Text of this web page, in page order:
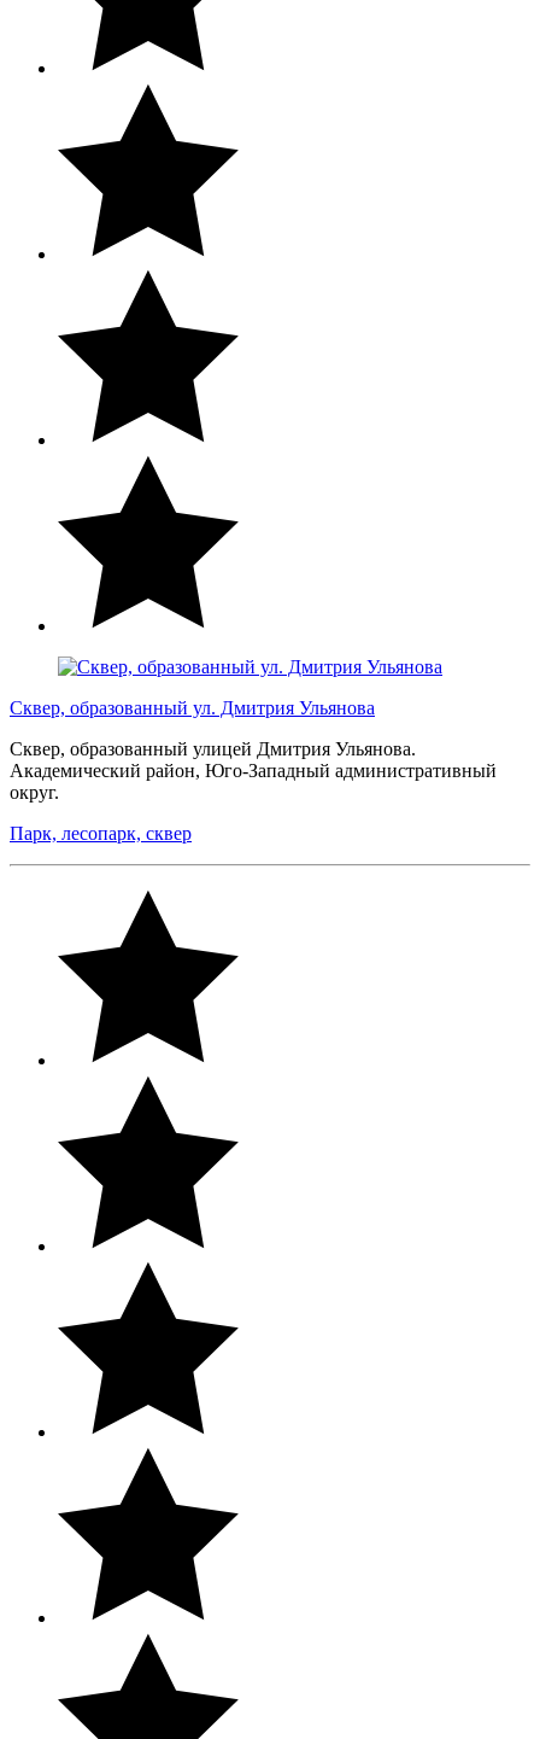
Сквер, образованный ул. Дмитрия Ульянова
Сквер, образованный улицей Дмитрия Ульянова.
Академический район, Юго-Западный административный
округ.
Парк, лесопарк, сквер